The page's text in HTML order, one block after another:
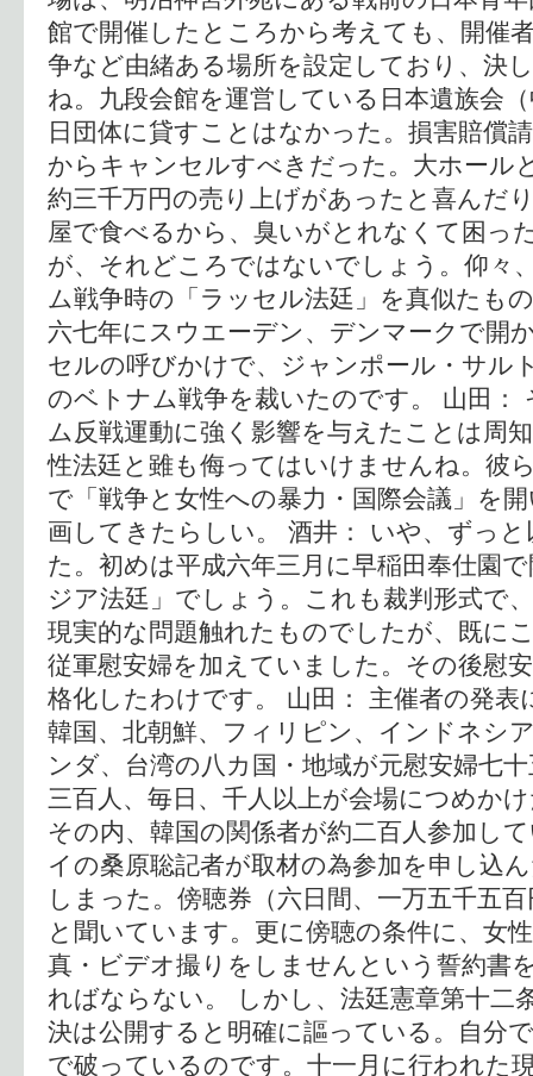
館で開催したところから考えても、開催
争など由緒ある場所を設定しており、決
ね。九段会館を運営している日本遺族会
日団体に貸すことはなかった。損害賠償
からキャンセルすべきだった。大ホール
約三千万円の売り上げがあったと喜んだ
屋で食べるから、臭いがとれなくて困っ
が、それどころではないでしょう。仰々
ム戦争時の「ラッセル法廷」を真似たも
六七年にスウエーデン、デンマークで開
セルの呼びかけで、ジャンポール・サル
のベトナム戦争を裁いたのです。 山田：
ム反戦運動に強く影響を与えたことは周
性法廷と雖も侮ってはいけませんね。彼
で「戦争と女性への暴力・国際会議」を
画してきたらしい。 酒井： いや、ずっ
た。初めは平成六年三月に早稲田奉仕園
ジア法廷」でしょう。これも裁判形式で
現実的な問題触れたものでしたが、既に
従軍慰安婦を加えていました。その後慰
格化したわけです。 山田： 主催者の発表
韓国、北朝鮮、フィリピン、インドネシ
ンダ、台湾の八カ国・地域が元慰安婦七
三百人、毎日、千人以上が会場につめか
その内、韓国の関係者が約二百人参加し
イの桑原聡記者が取材の為参加を申し込
しまった。傍聴券（六日間、一万五千五
と聞いています。更に傍聴の条件に、女
真・ビデオ撮りをしませんという誓約書
ればならない。 しかし、法廷憲章第十二
決は公開すると明確に謳っている。自分
で破っているのです。十一月に行われた